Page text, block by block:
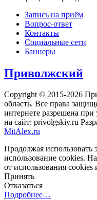
Запись на приём
Вопрос-ответ
Контакты
Социальные сети
Баннеры
Приволжский
Copyright © 2015-2026
область. Все права
интернете разрешена
на сайт: privolgskiy.ru
MitAlex.ru
Продолжая использовать
использование cookies.
от использования
Принять
Отказаться
Подробнее…